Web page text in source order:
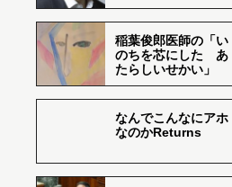
稲葉俊郎医師の「い
のちを芯にした あ
たらしいせかい」
なんでこんなにアホ
なのかReturns